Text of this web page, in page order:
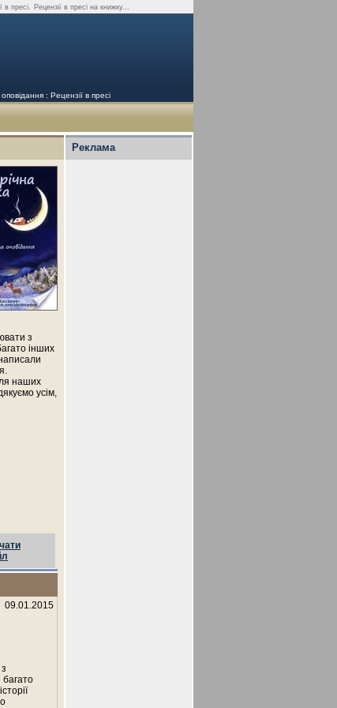
в пресі. Рецензії в пресі на книжку...
: Рецензії в пресі
з
інших
наших
усім,
09.01.2015
Реклама